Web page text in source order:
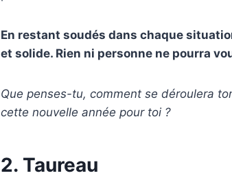
En restant soudés dans chaque
et solide. Rien ni personne ne pourra
Que penses-tu, comment se déroulera
cette nouvelle année pour toi ?
2. Taureau